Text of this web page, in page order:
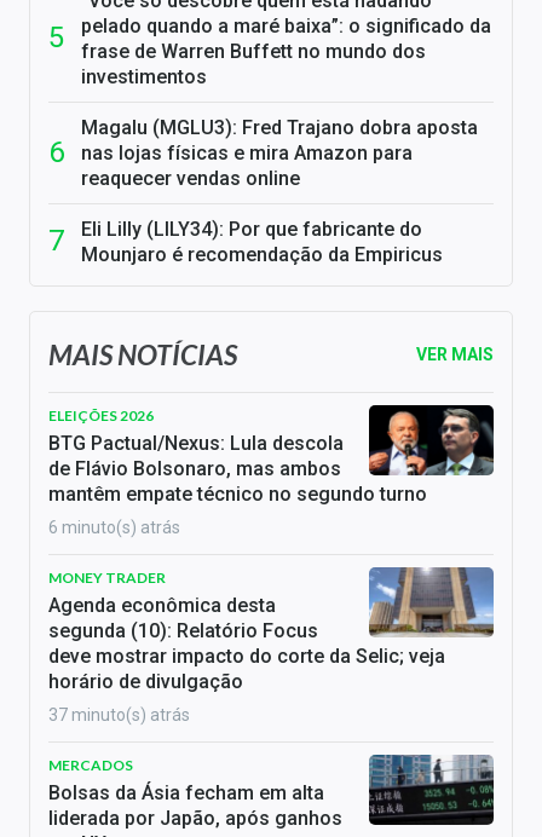
pelado quando a maré baixa”: o significado da
frase de Warren Buffett no mundo dos
investimentos
Magalu (MGLU3): Fred Trajano dobra aposta
nas lojas físicas e mira Amazon para
reaquecer vendas online
Eli Lilly (LILY34): Por que fabricante do
Mounjaro é recomendação da Empiricus
MAIS NOTÍCIAS VER MAIS
ELEIÇÕES 2026
BTG Pactual/Nexus: Lula descola
de Flávio Bolsonaro, mas ambos
mantêm empate técnico no segundo turno
6 minuto(s) atrás
MONEY TRADER
Agenda econômica desta
segunda (10): Relatório Focus
deve mostrar impacto do corte da Selic; veja
horário de divulgação
37 minuto(s) atrás
MERCADOS
Bolsas da Ásia fecham em alta
liderada por Japão, após ganhos